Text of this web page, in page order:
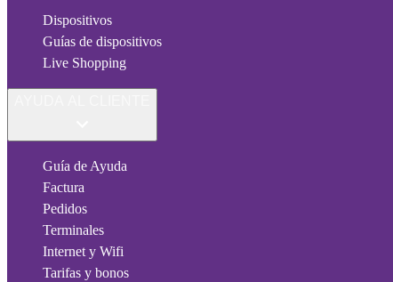
Dispositivos
Guías de dispositivos
Live Shopping
Guía de Ayuda
Factura
Pedidos
Terminales
Internet y Wifi
Tarifas y bonos